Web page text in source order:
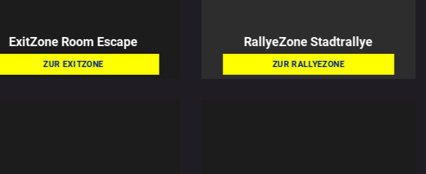
ExitZone Room Escape
ZUR EXITZONE
RallyeZone Stadtrallye
ZUR RALLYEZONE